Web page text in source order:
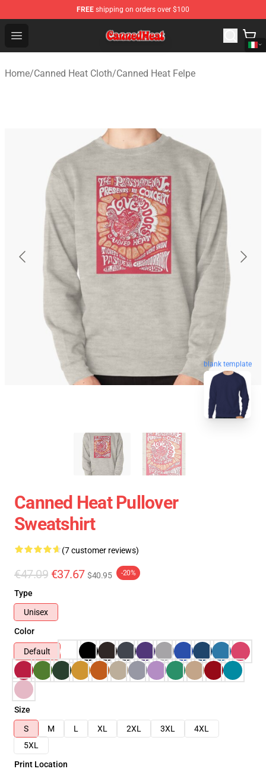
FREE shipping on orders over $100
Open menu
Canned Heat Store - Official Canned Heat Merchandise
Home/Canned Heat Cloth/Canned Heat Felpe
blank template
Canned Heat Pullover
Sweatshirt
(7 customer reviews)
€47.09 €37.67 $40.95 -20%
Type
Unisex
Color
Default
Size
S
M L XL 2XL 3XL
4XL
5XL
Print Location